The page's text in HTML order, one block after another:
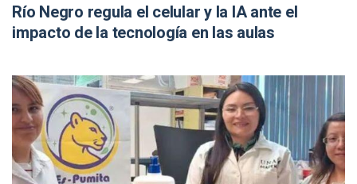
Río Negro regula el celular y la IA ante el
impacto de la tecnología en las aulas